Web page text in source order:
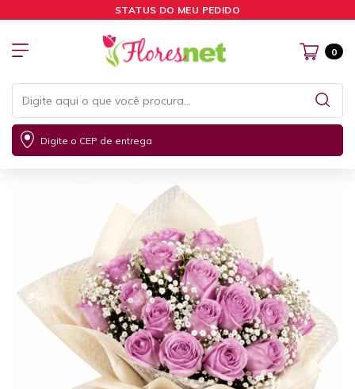
STATUS DO MEU PEDIDO
0
Digite o CEP de entrega